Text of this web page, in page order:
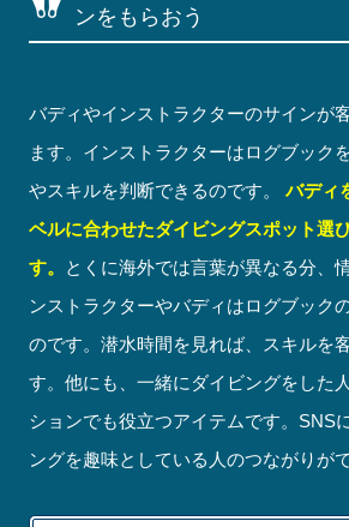
ンをもらおう
バディやインストラクターのサインが
ます。インストラクターはログブック
やスキルを判断できるのです。
バディ
ベルに合わせたダイビングスポット選
す。
とくに海外では言葉が異なる分、
ンストラクターやバディはログブック
のです。潜水時間を見れば、スキルを
す。他にも、一緒にダイビングをした
ションでも役立つアイテムです。SNS
ングを趣味としている人のつながりが